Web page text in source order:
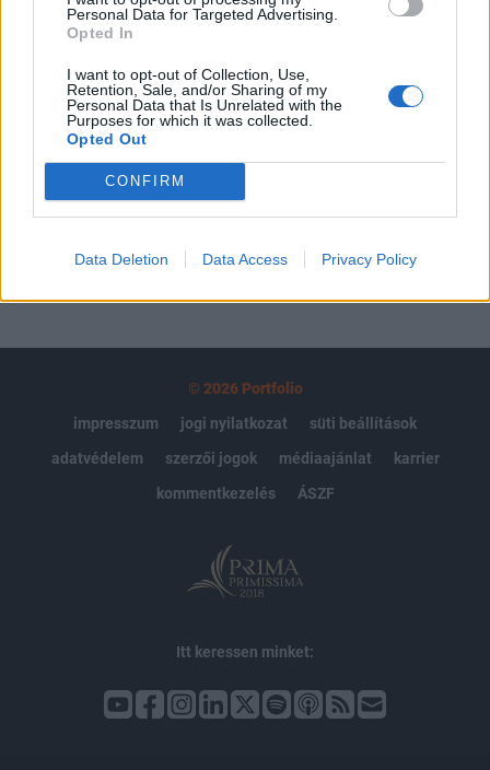
Personal Data for Targeted Advertising.
Opted In
I want to opt-out of Collection, Use,
Retention, Sale, and/or Sharing of my
Personal Data that Is Unrelated with the
Purposes for which it was collected.
Opted Out
CONFIRM
Data Deletion Data Access Privacy Policy
Portfolio.hu teljes cikkarchívum
kötéslistái
MÁR ELŐFIZETŐNK VAGY?BEJELENTKEZÉS
© 2026 Portfolio
impresszum
jogi nyilatkozat
süti beállítások
adatvédelem
szerzői jogok médiaajánlat
karrier
kommentkezelés
ÁSZF
Itt keressen minket: